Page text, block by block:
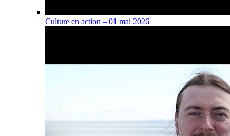
Culture en action – 01 mai 2026